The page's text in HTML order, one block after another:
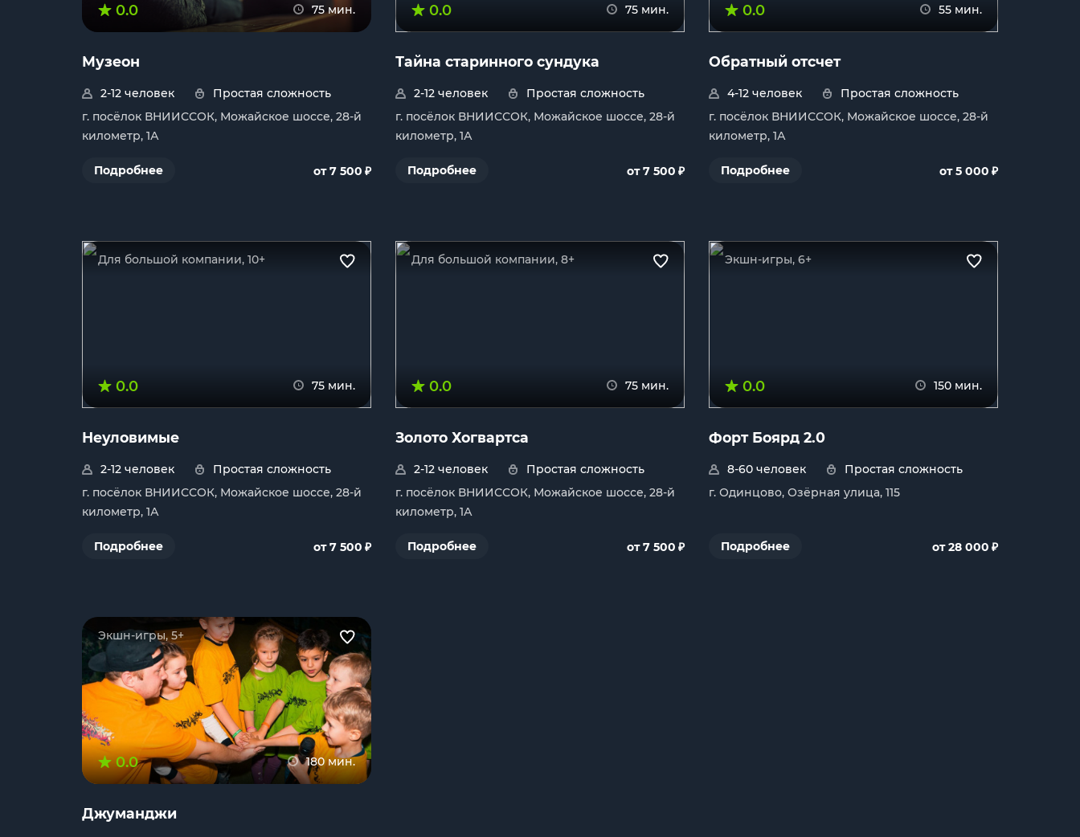
0.0 75 мин.
Музеон
2-12 человек
Простая сложность
г. посёлок ВНИИССОК, Можайское шоссе, 28-й
километр, 1А
Подробнее от 7 500 ₽
0.0 75 мин.
Тайна старинного сундука
2-12 человек
Простая сложность
г. посёлок ВНИИССОК, Можайское шоссе, 28-й
километр, 1А
Подробнее от 7 500 ₽
0.0 55 мин.
Обратный отсчет
4-12 человек
Простая сложность
г. посёлок ВНИИССОК, Можайское шоссе, 28-й
километр, 1А
Подробнее от 5 000 ₽
Для большой компании, 10+
0.0 75 мин.
Неуловимые
2-12 человек
Простая сложность
г. посёлок ВНИИССОК, Можайское шоссе, 28-й
километр, 1А
Подробнее от 7 500 ₽
Для большой компании, 8+
0.0 75 мин.
Золото Хогвартса
2-12 человек
Простая сложность
г. посёлок ВНИИССОК, Можайское шоссе, 28-й
километр, 1А
Подробнее от 7 500 ₽
Экшн-игры, 6+
0.0 150 мин.
Форт Боярд 2.0
8-60 человек
Простая сложность
г. Одинцово, Озёрная улица, 115
Подробнее от 28 000 ₽
Экшн-игры, 5+
0.0 180 мин.
Джуманджи